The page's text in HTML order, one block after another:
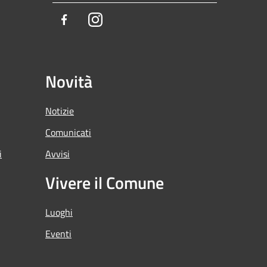
FacebookInstagram
Novità
Notizie
Comunicati
Avvisi
Vivere il Comune
Luoghi
Eventi